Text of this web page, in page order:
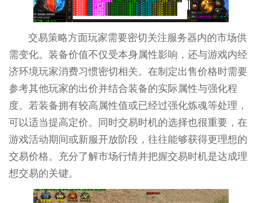
交易策略方面玩家需要密切关注服务器内的市场供
需变化。装备价值不仅受本身属性影响，还与游戏内经
济环境玩家消费习惯密切相关。在制定出售价格时需要
参考其他玩家的出价并结合装备的实际属性与强化程
度。若装备拥有较高属性值或已经过强化炼魂等处理，
可以适当提高定价。同时交易时机的选择也很重要，在
游戏活动期间或新服开放阶段，往往能够获得更理想的
交易价格。充分了解市场行情并把握交易时机是达成理
想交易的关键。